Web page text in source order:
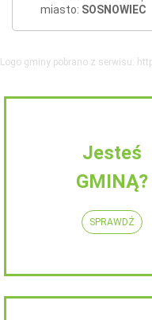
miasto: SOSNOWIEC
Logo gminy pobrano z serwisu:
Jesteś
GMINĄ?
SPRAWDŹ